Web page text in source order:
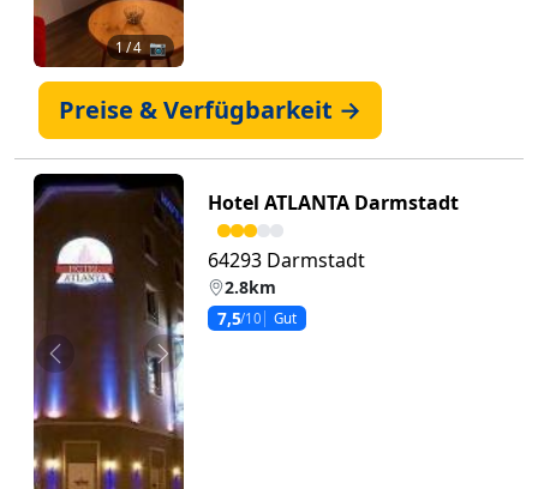
1/ 4 📷
Preise & Verfügbarkeit →
Zurück Weiter
Hotel ATLANTA Darmstadt
64293 Darmstadt
2.8km
7,5/10 Gut